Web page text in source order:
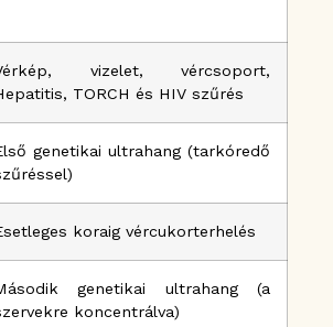
vizelet, vércsoport,
TORCH és HIV szűrés
genetikai ultrahang (tarkóredő
koraig vércukorterhelés
genetikai ultrahang (a
koncentrálva)